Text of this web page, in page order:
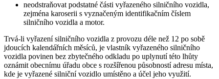
neodstraňovat podstatné části vyřazeného silničního vozidla,
zejména karoserii s vyznačeným identifikačním číslem
silničního vozidla a motor.
Trvá-li vyřazení silničního vozidla z provozu déle než 12 po sobě
jdoucích kalendářních měsíců, je vlastník vyřazeného silničního
vozidla povinen bez zbytečného odkladu po uplynutí této lhůty
oznámit obecnímu úřadu obce s rozšířenou působností adresu místa,
kde je vyřazené silniční vozidlo umístěno a účel jeho využití.